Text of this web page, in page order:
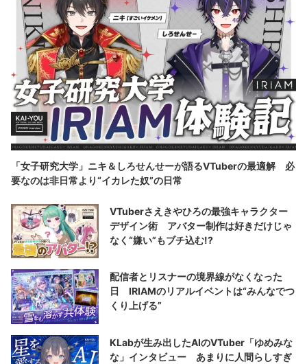
「女子研究大学」ニキ＆しろせんせーが語るVTuberの最適解 必
要なのは非日常より“イカレた奴”の日常
VTuberさえきやひろの最強キャラクター
デザイン術 アバター制作は好きだけじゃ
なく“嫌い”もブチ込む!?
配信者とリスナーの境界線がなくなった
日 IRIAMのリアルイベントは“みんなでつ
くり上げる”
KLabが生み出したAIのVTuber「ゆめみな
な」インタビュー あまりに人間らしすぎ